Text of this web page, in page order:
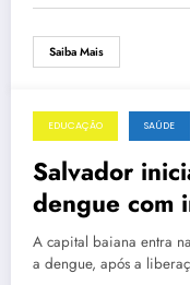
Saiba Mais
3 de março de 2026
EDUCAÇÃO SAÚDE
Salvador
dengue com
Butantan;
vacinar
A capital baiana entra
a dengue, após a